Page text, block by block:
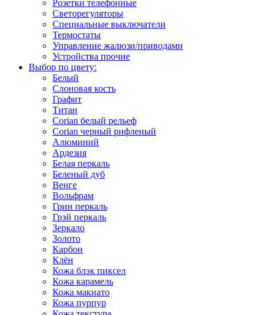
Розетки телефонные
Светорегуляторы
Специальные выключатели
Термостаты
Управление жалюзи/приводами
Устройства прочие
Выбор по цвету:
Белый
Слоновая кость
Графит
Титан
Corian белый рельеф
Corian черный рифленый
Алюминий
Ардезия
Белая перкаль
Беленый дуб
Венге
Вольфрам
Грин перкаль
Грэй перкаль
Зеркало
Золото
Карбон
Клён
Кожа блэк пиксел
Кожа карамель
Кожа макиато
Кожа пурпур